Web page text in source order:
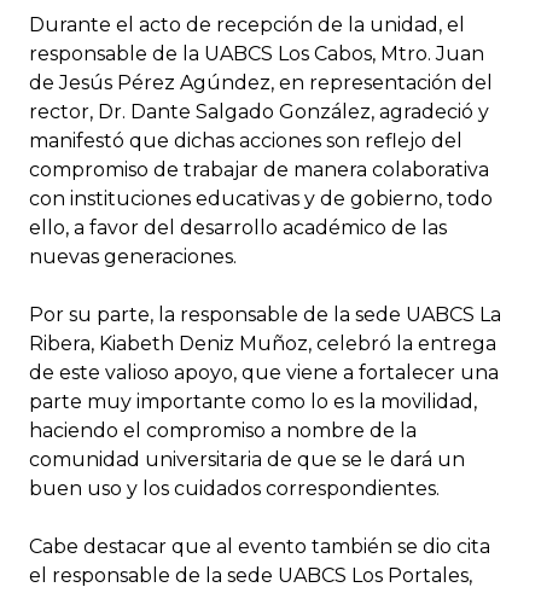
Durante el acto de recepción de la unidad, el
responsable de la UABCS Los Cabos, Mtro. Juan
de Jesús Pérez Agúndez, en representación del
rector, Dr. Dante Salgado González, agradeció y
manifestó que dichas acciones son reflejo del
compromiso de trabajar de manera colaborativa
con instituciones educativas y de gobierno, todo
ello, a favor del desarrollo académico de las
nuevas generaciones.
Por su parte, la responsable de la sede UABCS La
Ribera, Kiabeth Deniz Muñoz, celebró la entrega
de este valioso apoyo, que viene a fortalecer una
parte muy importante como lo es la movilidad,
haciendo el compromiso a nombre de la
comunidad universitaria de que se le dará un
buen uso y los cuidados correspondientes.
Cabe destacar que al evento también se dio cita
el responsable de la sede UABCS Los Portales,